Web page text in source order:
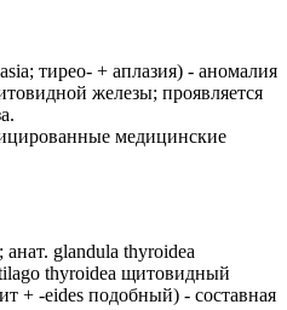
тирео- + аплазия) - аномалия
железы; проявляется
медицинские
glandula thyroidea
thyroidea щитовидный
+ -eides подобный) - составная